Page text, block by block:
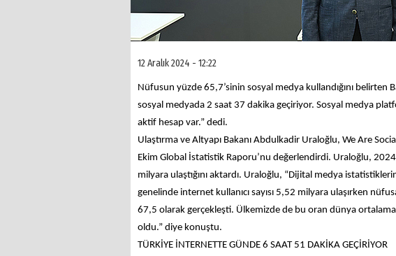
12 Aralık 2024 - 12:22
Nüfusun yüzde 65,7’sinin sosyal medya kullandığını belirten
sosyal medyada 2 saat 37 dakika geçiriyor. Sosyal medya
aktif hesap var.” dedi.
Ulaştırma ve Altyapı Bakanı Abdulkadir Uraloğlu, We Are
Ekim Global İstatistik Raporu’nu değerlendirdi. Uraloğlu,
milyara ulaştığını aktardı. Uraloğlu, “Dijital medya
genelinde internet kullanıcı sayısı 5,52 milyara ulaşırken
67,5 olarak gerçekleşti. Ülkemizde de bu oran dünya
oldu.” diye konuştu.
TÜRKİYE İNTERNETTE GÜNDE 6 SAAT 51 DAKİKA GEÇİRİYOR